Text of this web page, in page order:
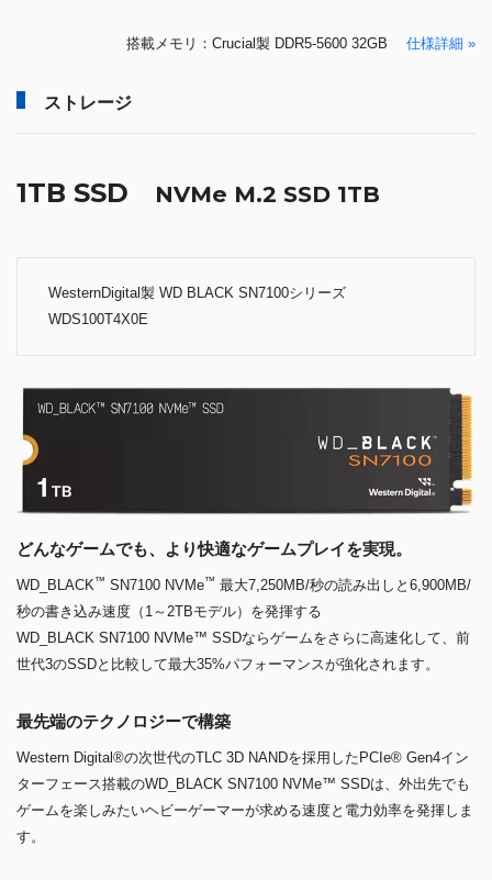
搭載メモリ：Crucial製 DDR5-5600 32GB 仕様詳細 »
ストレージ
1TB SSD NVMe M.2 SSD 1TB
WesternDigital製 WD BLACK SN7100シリーズ
WDS100T4X0E
どんなゲームでも、より快適なゲームプレイを実現。
WD_BLACK™ SN7100 NVMe™ 最大7,250MB/秒の読み出しと6,900MB/
秒の書き込み速度（1～2TBモデル）を発揮する
WD_BLACK SN7100 NVMe™ SSDならゲームをさらに高速化して、前
世代3のSSDと比較して最大35%パフォーマンスが強化されます。
最先端のテクノロジーで構築
Western Digital®の次世代のTLC 3D NANDを採用したPCIe® Gen4イン
ターフェース搭載のWD_BLACK SN7100 NVMe™ SSDは、外出先でも
ゲームを楽しみたいヘビーゲーマーが求める速度と電力効率を発揮しま
す。